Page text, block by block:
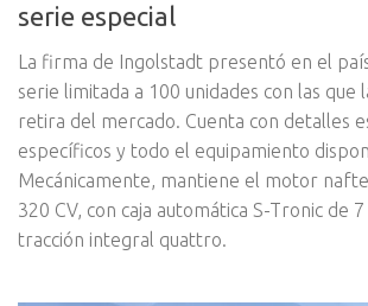
serie especial
La firma de Ingolstadt presentó en el
serie limitada a 100 unidades con las que
retira del mercado. Cuenta con detalles
específicos y todo el equipamiento
Mecánicamente, mantiene el motor
320 CV, con caja automática S-Tronic de
tracción integral quattro.